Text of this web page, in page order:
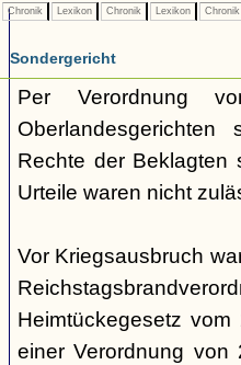
Chronik Lexikon Chronik Lexikon Chronik
Sondergericht
Per Verordnung
Rechte der Beklagten
Urteile waren nicht
Vor Kriegsausbruch
Heimtückegesetz
einer Verordnung von